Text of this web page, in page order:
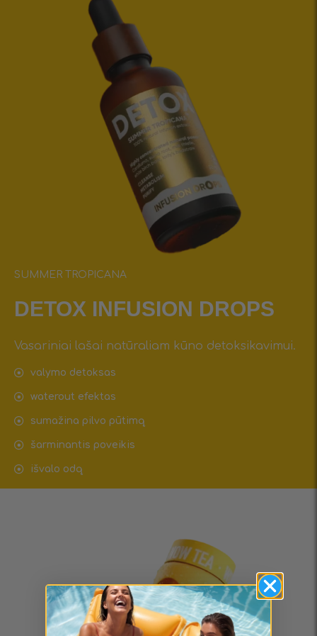
SUMMER TROPICANA
DETOX INFUSIОN DROPS
Vasariniai lašai natūraliam kūno detoksikavimui.
valymo detoksas
waterout efektas
sumažina pilvo pūtimą
šarminantis poveikis
išvalo odą